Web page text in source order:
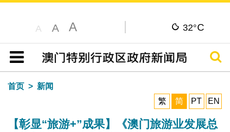
A A A 32°C
目录
搜寻
首页
新闻
繁
简 PT EN
【彰显“旅游+”成果】《澳门旅游业发展总